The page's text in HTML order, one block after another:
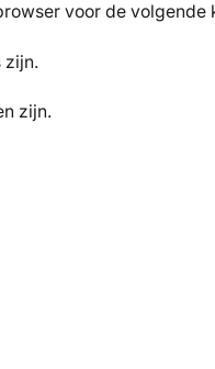
voor de
zijn.
zijn.